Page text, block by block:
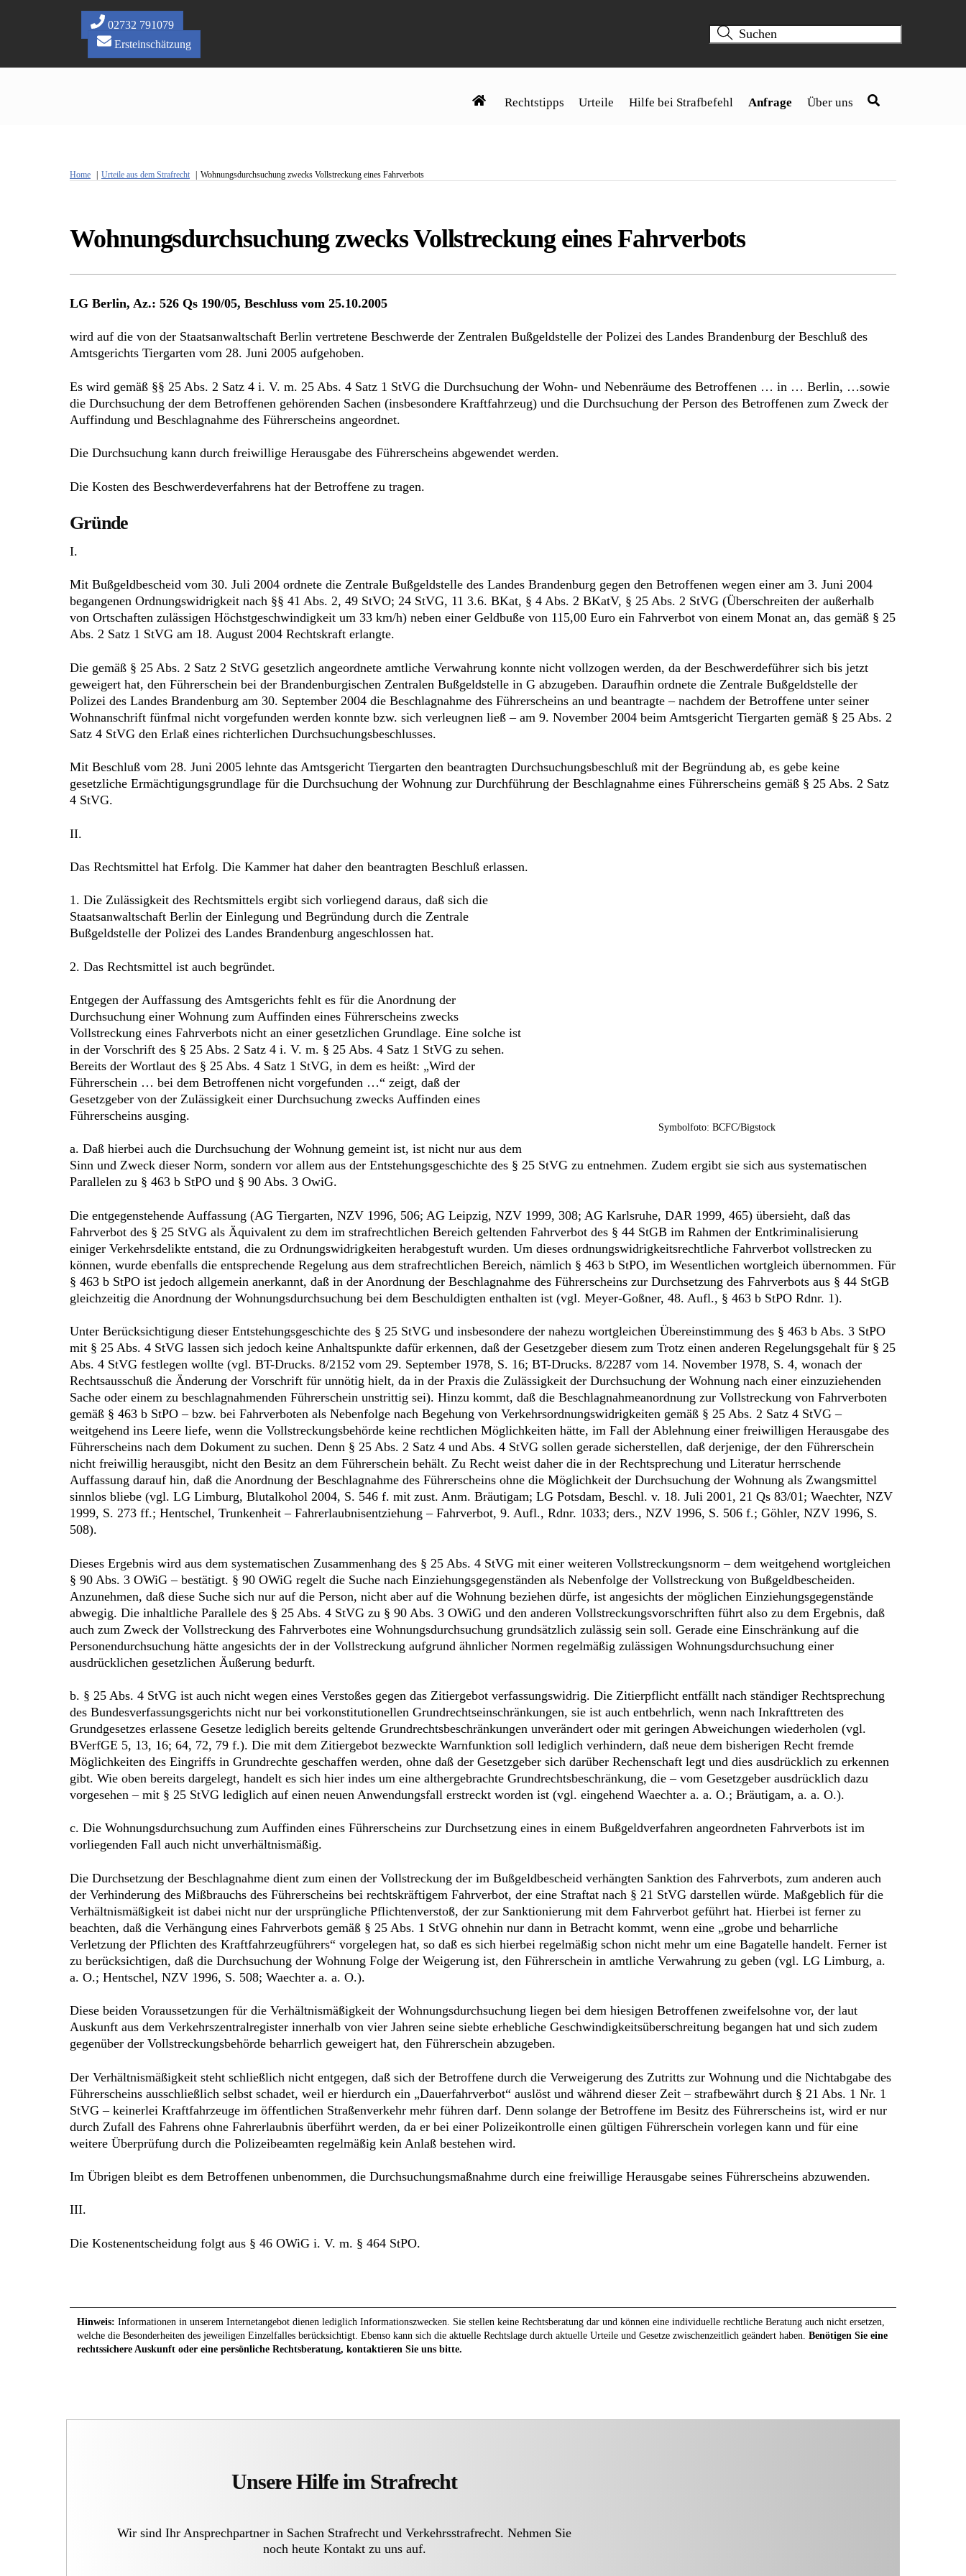
02732 791079
Ersteinschätzung
Rechtstipps Urteile Hilfe bei Strafbefehl Anfrage Über uns
Home Urteile aus dem Strafrecht Wohnungsdurchsuchung zwecks Vollstreckung eines Fahrverbots
Wohnungsdurchsuchung zwecks Vollstreckung eines Fahrverbots
LG Berlin, Az.: 526 Qs 190/05, Beschluss vom 25.10.2005
wird auf die von der Staatsanwaltschaft Berlin vertretene Beschwerde der Zentralen Bußgeldstelle der Polizei des Landes Brandenburg der Beschluß des
Amtsgerichts Tiergarten vom 28. Juni 2005 aufgehoben.
Es wird gemäß §§ 25 Abs. 2 Satz 4 i. V. m. 25 Abs. 4 Satz 1 StVG die Durchsuchung der Wohn- und Nebenräume des Betroffenen … in … Berlin, …sowie
die Durchsuchung der dem Betroffenen gehörenden Sachen (insbesondere Kraftfahrzeug) und die Durchsuchung der Person des Betroffenen zum Zweck der
Auffindung und Beschlagnahme des Führerscheins angeordnet.
Die Durchsuchung kann durch freiwillige Herausgabe des Führerscheins abgewendet werden.
Die Kosten des Beschwerdeverfahrens hat der Betroffene zu tragen.
Gründe
I.
Mit Bußgeldbescheid vom 30. Juli 2004 ordnete die Zentrale Bußgeldstelle des Landes Brandenburg gegen den Betroffenen wegen einer am 3. Juni 2004
begangenen Ordnungswidrigkeit nach §§ 41 Abs. 2, 49 StVO; 24 StVG, 11 3.6. BKat, § 4 Abs. 2 BKatV, § 25 Abs. 2 StVG (Überschreiten der außerhalb
von Ortschaften zulässigen Höchstgeschwindigkeit um 33 km/h) neben einer Geldbuße von 115,00 Euro ein Fahrverbot von einem Monat an, das gemäß § 25
Abs. 2 Satz 1 StVG am 18. August 2004 Rechtskraft erlangte.
Die gemäß § 25 Abs. 2 Satz 2 StVG gesetzlich angeordnete amtliche Verwahrung konnte nicht vollzogen werden, da der Beschwerdeführer sich bis jetzt
geweigert hat, den Führerschein bei der Brandenburgischen Zentralen Bußgeldstelle in G abzugeben. Daraufhin ordnete die Zentrale Bußgeldstelle der
Polizei des Landes Brandenburg am 30. September 2004 die Beschlagnahme des Führerscheins an und beantragte – nachdem der Betroffene unter seiner
Wohnanschrift fünfmal nicht vorgefunden werden konnte bzw. sich verleugnen ließ – am 9. November 2004 beim Amtsgericht Tiergarten gemäß § 25 Abs. 2
Satz 4 StVG den Erlaß eines richterlichen Durchsuchungsbeschlusses.
Mit Beschluß vom 28. Juni 2005 lehnte das Amtsgericht Tiergarten den beantragten Durchsuchungsbeschluß mit der Begründung ab, es gebe keine
gesetzliche Ermächtigungsgrundlage für die Durchsuchung der Wohnung zur Durchführung der Beschlagnahme eines Führerscheins gemäß § 25 Abs. 2 Satz
4 StVG.
II.
Das Rechtsmittel hat Erfolg. Die Kammer hat daher den beantragten Beschluß erlassen.
Symbolfoto: BCFC/Bigstock
1. Die Zulässigkeit des Rechtsmittels ergibt sich vorliegend daraus, daß sich die
Staatsanwaltschaft Berlin der Einlegung und Begründung durch die Zentrale
Bußgeldstelle der Polizei des Landes Brandenburg angeschlossen hat.
2. Das Rechtsmittel ist auch begründet.
Entgegen der Auffassung des Amtsgerichts fehlt es für die Anordnung der
Durchsuchung einer Wohnung zum Auffinden eines Führerscheins zwecks
Vollstreckung eines Fahrverbots nicht an einer gesetzlichen Grundlage. Eine solche ist
in der Vorschrift des § 25 Abs. 2 Satz 4 i. V. m. § 25 Abs. 4 Satz 1 StVG zu sehen.
Bereits der Wortlaut des § 25 Abs. 4 Satz 1 StVG, in dem es heißt: „Wird der
Führerschein … bei dem Betroffenen nicht vorgefunden …“ zeigt, daß der
Gesetzgeber von der Zulässigkeit einer Durchsuchung zwecks Auffinden eines
Führerscheins ausging.
a. Daß hierbei auch die Durchsuchung der Wohnung gemeint ist, ist nicht nur aus dem
Sinn und Zweck dieser Norm, sondern vor allem aus der Entstehungsgeschichte des § 25 StVG zu entnehmen. Zudem ergibt sie sich aus systematischen
Parallelen zu § 463 b StPO und § 90 Abs. 3 OwiG.
Die entgegenstehende Auffassung (AG Tiergarten, NZV 1996, 506; AG Leipzig, NZV 1999, 308; AG Karlsruhe, DAR 1999, 465) übersieht, daß das
Fahrverbot des § 25 StVG als Äquivalent zu dem im strafrechtlichen Bereich geltenden Fahrverbot des § 44 StGB im Rahmen der Entkriminalisierung
einiger Verkehrsdelikte entstand, die zu Ordnungswidrigkeiten herabgestuft wurden. Um dieses ordnungswidrigkeitsrechtliche Fahrverbot vollstrecken zu
können, wurde ebenfalls die entsprechende Regelung aus dem strafrechtlichen Bereich, nämlich § 463 b StPO, im Wesentlichen wortgleich übernommen. Für
§ 463 b StPO ist jedoch allgemein anerkannt, daß in der Anordnung der Beschlagnahme des Führerscheins zur Durchsetzung des Fahrverbots aus § 44 StGB
gleichzeitig die Anordnung der Wohnungsdurchsuchung bei dem Beschuldigten enthalten ist (vgl. Meyer-Goßner, 48. Aufl., § 463 b StPO Rdnr. 1).
Unter Berücksichtigung dieser Entstehungsgeschichte des § 25 StVG und insbesondere der nahezu wortgleichen Übereinstimmung des § 463 b Abs. 3 StPO
mit § 25 Abs. 4 StVG lassen sich jedoch keine Anhaltspunkte dafür erkennen, daß der Gesetzgeber diesem zum Trotz einen anderen Regelungsgehalt für § 25
Abs. 4 StVG festlegen wollte (vgl. BT-Drucks. 8/2152 vom 29. September 1978, S. 16; BT-Drucks. 8/2287 vom 14. November 1978, S. 4, wonach der
Rechtsausschuß die Änderung der Vorschrift für unnötig hielt, da in der Praxis die Zulässigkeit der Durchsuchung der Wohnung nach einer einzuziehenden
Sache oder einem zu beschlagnahmenden Führerschein unstrittig sei). Hinzu kommt, daß die Beschlagnahmeanordnung zur Vollstreckung von Fahrverboten
gemäß § 463 b StPO – bzw. bei Fahrverboten als Nebenfolge nach Begehung von Verkehrsordnungswidrigkeiten gemäß § 25 Abs. 2 Satz 4 StVG –
weitgehend ins Leere liefe, wenn die Vollstreckungsbehörde keine rechtlichen Möglichkeiten hätte, im Fall der Ablehnung einer freiwilligen Herausgabe des
Führerscheins nach dem Dokument zu suchen. Denn § 25 Abs. 2 Satz 4 und Abs. 4 StVG sollen gerade sicherstellen, daß derjenige, der den Führerschein
nicht freiwillig herausgibt, nicht den Besitz an dem Führerschein behält. Zu Recht weist daher die in der Rechtsprechung und Literatur herrschende
Auffassung darauf hin, daß die Anordnung der Beschlagnahme des Führerscheins ohne die Möglichkeit der Durchsuchung der Wohnung als Zwangsmittel
sinnlos bliebe (vgl. LG Limburg, Blutalkohol 2004, S. 546 f. mit zust. Anm. Bräutigam; LG Potsdam, Beschl. v. 18. Juli 2001, 21 Qs 83/01; Waechter, NZV
1999, S. 273 ff.; Hentschel, Trunkenheit – Fahrerlaubnisentziehung – Fahrverbot, 9. Aufl., Rdnr. 1033; ders., NZV 1996, S. 506 f.; Göhler, NZV 1996, S.
508).
Dieses Ergebnis wird aus dem systematischen Zusammenhang des § 25 Abs. 4 StVG mit einer weiteren Vollstreckungsnorm – dem weitgehend wortgleichen
§ 90 Abs. 3 OWiG – bestätigt. § 90 OWiG regelt die Suche nach Einziehungsgegenständen als Nebenfolge der Vollstreckung von Bußgeldbescheiden.
Anzunehmen, daß diese Suche sich nur auf die Person, nicht aber auf die Wohnung beziehen dürfe, ist angesichts der möglichen Einziehungsgegenstände
abwegig. Die inhaltliche Parallele des § 25 Abs. 4 StVG zu § 90 Abs. 3 OWiG und den anderen Vollstreckungsvorschriften führt also zu dem Ergebnis, daß
auch zum Zweck der Vollstreckung des Fahrverbotes eine Wohnungsdurchsuchung grundsätzlich zulässig sein soll. Gerade eine Einschränkung auf die
Personendurchsuchung hätte angesichts der in der Vollstreckung aufgrund ähnlicher Normen regelmäßig zulässigen Wohnungsdurchsuchung einer
ausdrücklichen gesetzlichen Äußerung bedurft.
b. § 25 Abs. 4 StVG ist auch nicht wegen eines Verstoßes gegen das Zitiergebot verfassungswidrig. Die Zitierpflicht entfällt nach ständiger Rechtsprechung
des Bundesverfassungsgerichts nicht nur bei vorkonstitutionellen Grundrechtseinschränkungen, sie ist auch entbehrlich, wenn nach Inkrafttreten des
Grundgesetzes erlassene Gesetze lediglich bereits geltende Grundrechtsbeschränkungen unverändert oder mit geringen Abweichungen wiederholen (vgl.
BVerfGE 5, 13, 16; 64, 72, 79 f.). Die mit dem Zitiergebot bezweckte Warnfunktion soll lediglich verhindern, daß neue dem bisherigen Recht fremde
Möglichkeiten des Eingriffs in Grundrechte geschaffen werden, ohne daß der Gesetzgeber sich darüber Rechenschaft legt und dies ausdrücklich zu erkennen
gibt. Wie oben bereits dargelegt, handelt es sich hier indes um eine althergebrachte Grundrechtsbeschränkung, die – vom Gesetzgeber ausdrücklich dazu
vorgesehen – mit § 25 StVG lediglich auf einen neuen Anwendungsfall erstreckt worden ist (vgl. eingehend Waechter a. a. O.; Bräutigam, a. a. O.).
c. Die Wohnungsdurchsuchung zum Auffinden eines Führerscheins zur Durchsetzung eines in einem Bußgeldverfahren angeordneten Fahrverbots ist im
vorliegenden Fall auch nicht unverhältnismäßig.
Die Durchsetzung der Beschlagnahme dient zum einen der Vollstreckung der im Bußgeldbescheid verhängten Sanktion des Fahrverbots, zum anderen auch
der Verhinderung des Mißbrauchs des Führerscheins bei rechtskräftigem Fahrverbot, der eine Straftat nach § 21 StVG darstellen würde. Maßgeblich für die
Verhältnismäßigkeit ist dabei nicht nur der ursprüngliche Pflichtenverstoß, der zur Sanktionierung mit dem Fahrverbot geführt hat. Hierbei ist ferner zu
beachten, daß die Verhängung eines Fahrverbots gemäß § 25 Abs. 1 StVG ohnehin nur dann in Betracht kommt, wenn eine „grobe und beharrliche
Verletzung der Pflichten des Kraftfahrzeugführers“ vorgelegen hat, so daß es sich hierbei regelmäßig schon nicht mehr um eine Bagatelle handelt. Ferner ist
zu berücksichtigen, daß die Durchsuchung der Wohnung Folge der Weigerung ist, den Führerschein in amtliche Verwahrung zu geben (vgl. LG Limburg, a.
a. O.; Hentschel, NZV 1996, S. 508; Waechter a. a. O.).
Diese beiden Voraussetzungen für die Verhältnismäßigkeit der Wohnungsdurchsuchung liegen bei dem hiesigen Betroffenen zweifelsohne vor, der laut
Auskunft aus dem Verkehrszentralregister innerhalb von vier Jahren seine siebte erhebliche Geschwindigkeitsüberschreitung begangen hat und sich zudem
gegenüber der Vollstreckungsbehörde beharrlich geweigert hat, den Führerschein abzugeben.
Der Verhältnismäßigkeit steht schließlich nicht entgegen, daß sich der Betroffene durch die Verweigerung des Zutritts zur Wohnung und die Nichtabgabe des
Führerscheins ausschließlich selbst schadet, weil er hierdurch ein „Dauerfahrverbot“ auslöst und während dieser Zeit – strafbewährt durch § 21 Abs. 1 Nr. 1
StVG – keinerlei Kraftfahrzeuge im öffentlichen Straßenverkehr mehr führen darf. Denn solange der Betroffene im Besitz des Führerscheins ist, wird er nur
durch Zufall des Fahrens ohne Fahrerlaubnis überführt werden, da er bei einer Polizeikontrolle einen gültigen Führerschein vorlegen kann und für eine
weitere Überprüfung durch die Polizeibeamten regelmäßig kein Anlaß bestehen wird.
Im Übrigen bleibt es dem Betroffenen unbenommen, die Durchsuchungsmaßnahme durch eine freiwillige Herausgabe seines Führerscheins abzuwenden.
III.
Die Kostenentscheidung folgt aus § 46 OWiG i. V. m. § 464 StPO.
Hinweis: Informationen in unserem Internetangebot dienen lediglich Informationszwecken. Sie stellen keine Rechtsberatung dar und können eine individuelle rechtliche Beratung auch nicht ersetzen,
welche die Besonderheiten des jeweiligen Einzelfalles berücksichtigt. Ebenso kann sich die aktuelle Rechtslage durch aktuelle Urteile und Gesetze zwischenzeitlich geändert haben. Benötigen Sie eine
rechtssichere Auskunft oder eine persönliche Rechtsberatung, kontaktieren Sie uns bitte.
Unsere Hilfe im Strafrecht
Wir sind Ihr Ansprechpartner in Sachen Strafrecht und Verkehrsstrafrecht. Nehmen Sie
noch heute Kontakt zu uns auf.